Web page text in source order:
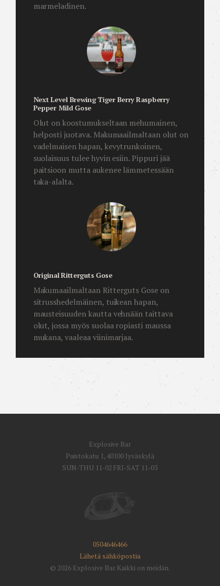
marmeladinen.
Next Level Brewing Tiger Berry Raspberry
Pepper Mild Gose
Olut on koostumukseltaan mehumainen,
helposti juotava. Makumaailmaltaan olut on
vadelmaisen hapan, kevytrunkoinen,
suolaisuus tulee hyvin esiin. Pippuri jää
paitsioon mutta aukenee lämmetessään
taka-alalta.
Original Ritterguts Gose
Makumaailmaltaan Ritterguts Gose on
sitrusshedelmäinen, tuikean hapan,
mausteisuuden kautta vehnään taittava
olut, jossa myös suolaa ropiasti maussa
mukana, vaaleaa viinimarjaa.
Explosive Bar
Puistokatu 1, 40100 Jyväskylä
SUN-THU 11-02 FRI-SAT 11-03
0504646466
Lähetä sähköpostia
© 2026 Explosive Bar. Kaikki on meidän.